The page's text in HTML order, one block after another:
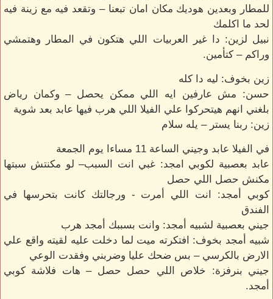
للمطار وبعدين هوديك مكان امان تبعنا – وتقعد فيه مع زينة فيه
لحد ما اكلمك
نبيل لزين: دا غير العربيات اللي هتكون في المطار وهتمشي
وراكم – كتأمين.
زين بخوف: ليه دا كله
حسن: مش عارفين ايه اللي ممكن يحصل – وكمان رياض
بلغني انهم هيتحركوا علي الفيلا اللي هرب فيها عابد بعد شوية
زين: ربنا يستر – يله سلام
في الفيلا عابد وجيني الساعة 11 مساءا يوم الجمعة
عابد بعصبية لكوبي امجد: غبي انت السبب– لو مكنتش سبتها
مكنش حصل اللي حصل
كوبي أمجد: انت اللي أمرت - ورجالتك كانت بتحرسها في
الفندق
جيني بعصبية لشبيه أمجد: وانت بسببك أمجد هرب
شبيه أمجد بخوف: افتكرته ميت لما دخلت عليه لقيته واقع علي
الارض بالكرسي – بس ضحك عليا وضربني وفقدت الوعي
جيني بنرفزة: خلاص اللي حصل حصل – هات فلاشة كوبي
أمجد.